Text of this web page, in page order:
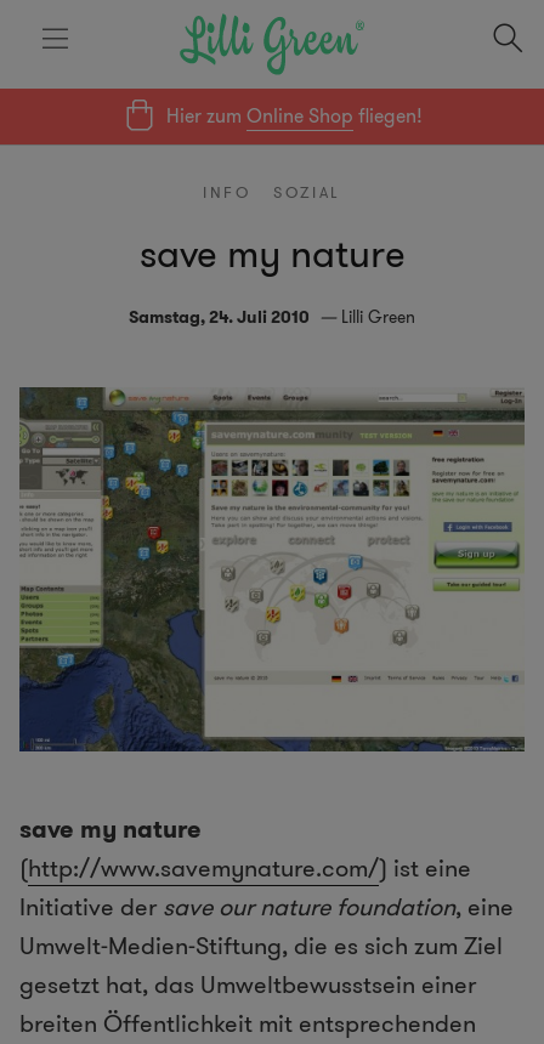
Hier zumOnline Shop fliegen!
INFO SOZIAL
save my nature
Samstag, 24. Juli 2010 Lilli Green
save my nature
(http://www.savemynature.com/) ist eine
Initiative der save our nature foundation, eine
Umwelt-Medien-Stiftung, die es sich zum Ziel
gesetzt hat, das Umweltbewusstsein einer
breiten Öffentlichkeit mit entsprechenden